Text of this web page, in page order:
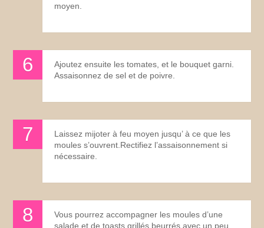
moyen.
Ajoutez ensuite les tomates, et le bouquet garni.
Assaisonnez de sel et de poivre.
Laissez mijoter à feu moyen jusqu’ à ce que les
moules s’ouvrent.Rectifiez l’assaisonnement si
nécessaire.
Vous pourrez accompagner les moules d’une
salade et de toasts grillés beurrés avec un peu